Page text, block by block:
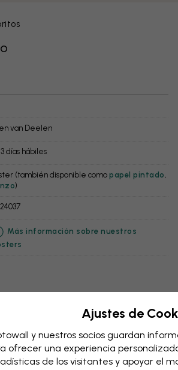
van Deelen
3 días hábiles
(también disponible como papel pintado
)
Más información sobre nuestros
en el plazo de 1 a 3 días:
accesorio se embalan
entregan protegidos en una caja de
El paquete se enviará en un
con gastos de envío gratuitos.
Ajustes de
y nuestros socios guardan
ofrecer una experiencia
de los visitantes y apoyar el